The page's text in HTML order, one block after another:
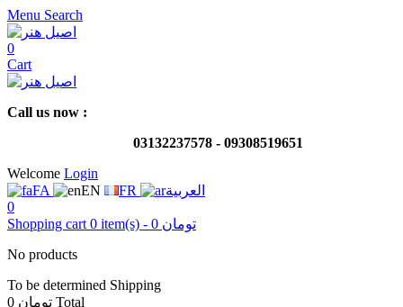
Menu Search
0
Cart
Call us now :
03132237578 - 09308519651
Welcome Login
FA
EN FR
العربية
0
Shopping cart 0 item(s) -
0 تومان
No products
To be determined Shipping
0 تومان Total